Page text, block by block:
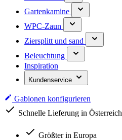
Gartenkamine
WPC-Zaun
Ziersplitt und sand
Beleuchtung
Inspiration
Kundenservice
Gabionen konfigurieren
Schnelle Lieferung in Österreich
Größter in Europa